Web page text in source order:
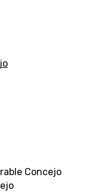
Concejo